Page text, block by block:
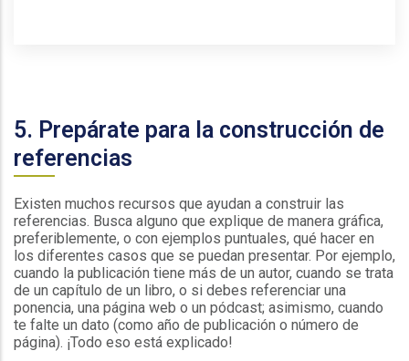
5. Prepárate para la construcción de
referencias
Existen muchos recursos que ayudan a construir las
referencias. Busca alguno que explique de manera gráfica,
preferiblemente, o con ejemplos puntuales, qué hacer en
los diferentes casos que se puedan presentar. Por ejemplo,
cuando la publicación tiene más de un autor, cuando se trata
de un capítulo de un libro, o si debes referenciar una
ponencia, una página web o un pódcast; asimismo, cuando
te falte un dato (como año de publicación o número de
página). ¡Todo eso está explicado!